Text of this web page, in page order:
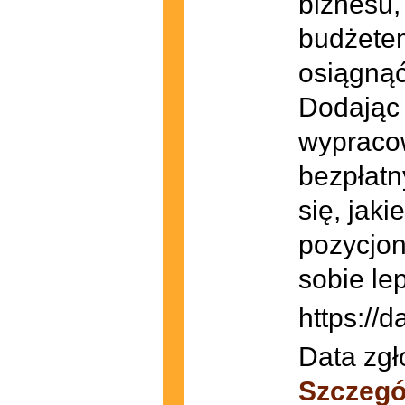
się,
sobie
https://
Data